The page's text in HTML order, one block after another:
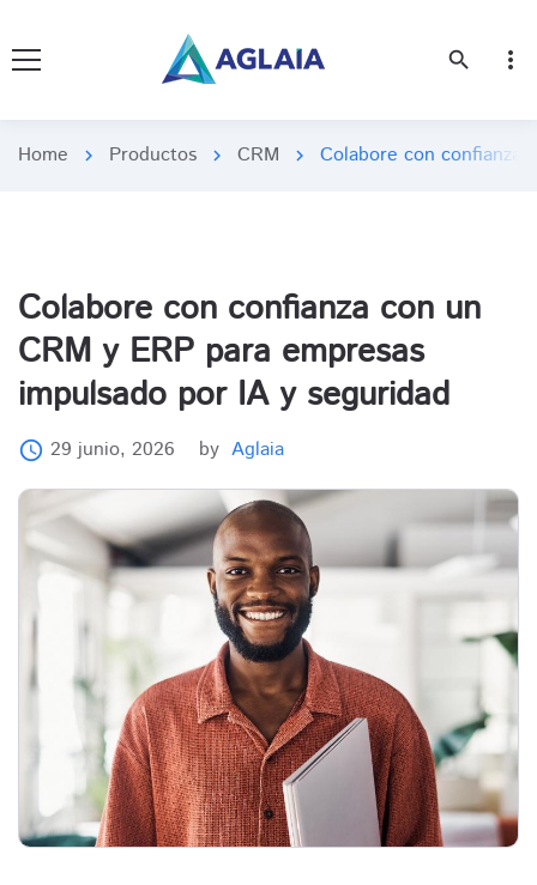
search more_vert
Home chevron_right Productos chevron_right CRM chevron_right Colabore con confianza
Colabore con confianza con un
CRM y ERP para empresas
impulsado por IA y seguridad
access_time 29 junio, 2026 by Aglaia